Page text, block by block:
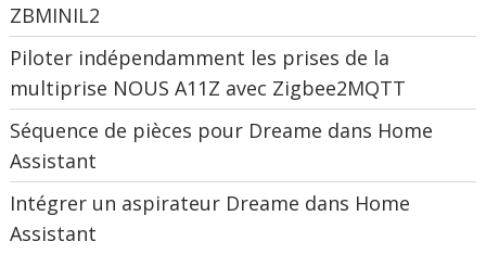
ZBMINIL2
Piloter indépendamment les prises de la
multiprise NOUS A11Z avec Zigbee2MQTT
Séquence de pièces pour Dreame dans Home
Assistant
Intégrer un aspirateur Dreame dans Home
Assistant